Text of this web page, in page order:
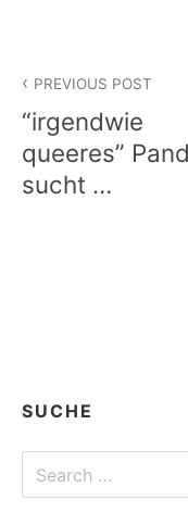
PREVIOUS POST
“irgendwie
queeres”
sucht …
SUCHE
Search
for: